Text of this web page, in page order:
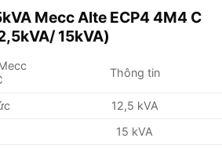
Mecc Alte ECP4 4M4 C
15kVA)
Thông tin
12,5 kVA
15 kVA